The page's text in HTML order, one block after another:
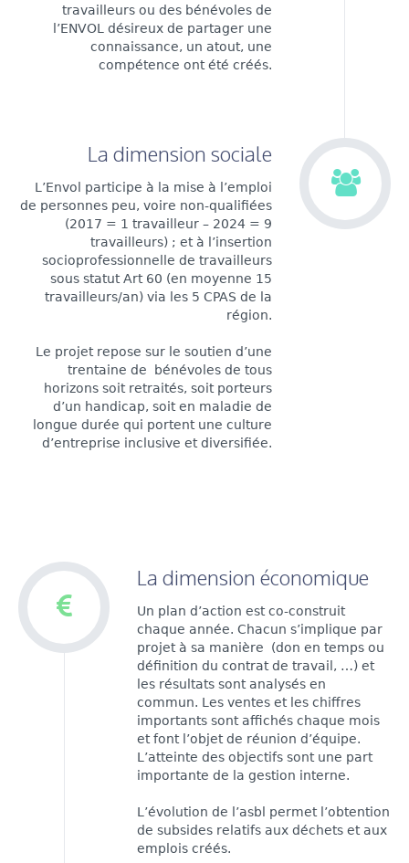
travailleurs ou des bénévoles de
l’ENVOL désireux de partager une
connaissance, un atout, une
compétence ont été créés.
La dimension sociale
L’Envol participe à la mise à l’emploi
de personnes peu, voire non-qualifiées
(2017 = 1 travailleur – 2024 = 9
travailleurs) ; et à l’insertion
socioprofessionnelle de travailleurs
sous statut Art 60 (en moyenne 15
travailleurs/an) via les 5 CPAS de la
région.
Le projet repose sur le soutien d’une
trentaine de bénévoles de tous
horizons soit retraités, soit porteurs
d’un handicap, soit en maladie de
longue durée qui portent une culture
d’entreprise inclusive et diversifiée.
La dimension économique
Un plan d’action est co-construit
chaque année. Chacun s’implique par
projet à sa manière (don en temps ou
définition du contrat de travail, …) et
les résultats sont analysés en
commun. Les ventes et les chiffres
importants sont affichés chaque mois
et font l’objet de réunion d’équipe.
L’atteinte des objectifs sont une part
importante de la gestion interne.
L’évolution de l’asbl permet l’obtention
de subsides relatifs aux déchets et aux
emplois créés.